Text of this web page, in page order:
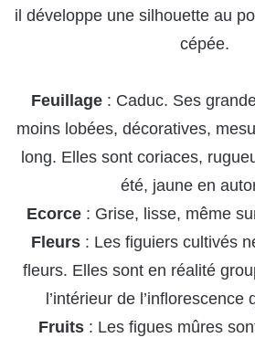
il développe une silhouette au
cépée.
Feuillage : Caduc. Ses
moins lobées, décoratives,
long. Elles sont coriaces,
été, jaune en
Ecorce : Grise, lisse, même
Fleurs: Les figuiers cultivés
fleurs. Elles sont en réalité
l’intérieur de l’inflorescence
Fruits : Les figues mûres